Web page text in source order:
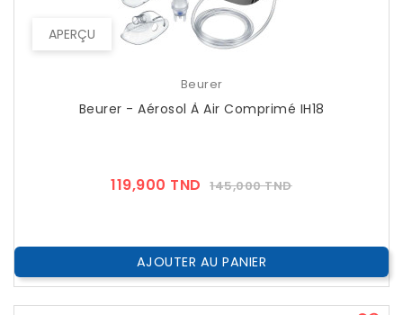
APERÇU
Beurer
Beurer - Aérosol À Air Comprimé IH18
119,900 TND Prix
145,000 TNDPrix
AJOUTER AU PANIER